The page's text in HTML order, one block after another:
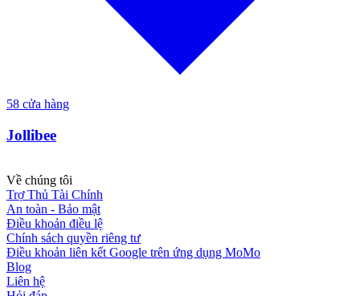
58 cửa hàng
Jollibee
Về chúng tôi
Trợ Thủ Tài Chính
An toàn - Bảo mật
Điều khoản điều lệ
Chính sách quyền riêng tư
Điều khoản liên kết Google trên ứng dụng MoMo
Blog
Liên hệ